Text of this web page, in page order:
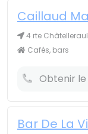
Caillaud
4 rte
Cafés, bars
Obtenir
Bar De La